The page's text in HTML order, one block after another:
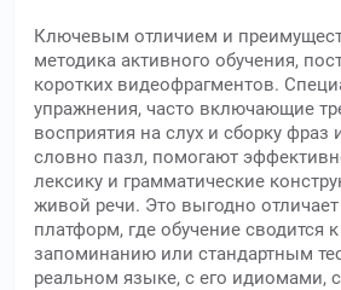
Ключевым отличием и
методика активного обучения,
коротких видеофрагментов.
упражнения, часто включающие
восприятия на слух и сборку фраз
словно пазл, помогают
лексику и грамматические
живой речи. Это выгодно
платформ, где обучение сводится
запоминанию или стандартным
реальном языке, с его идиомами,